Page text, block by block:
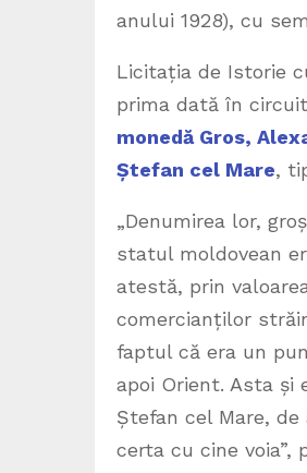
anului 1928), cu
Licitația de Istorie
prima dată în
monedă Gros,
Ștefan cel Mare,
„Denumirea lor,
statul moldovean
atestă, prin
comercianților
faptul că era un
apoi Orient. Asta
Ștefan cel Mare,
certa cu cine voia”,